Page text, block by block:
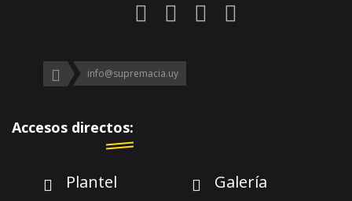
info@supremacia.uy
Accesos directos:
Plantel
Galería